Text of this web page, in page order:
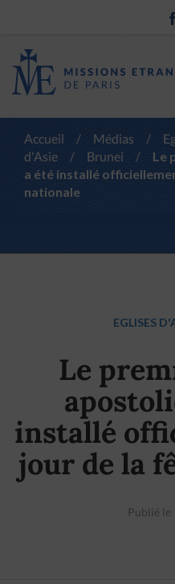
Accueil / Médias /
d'Asie
/ Brunei /
Le
a été installé
nationale
EGLISES
Le
installé
jour de la
Publié